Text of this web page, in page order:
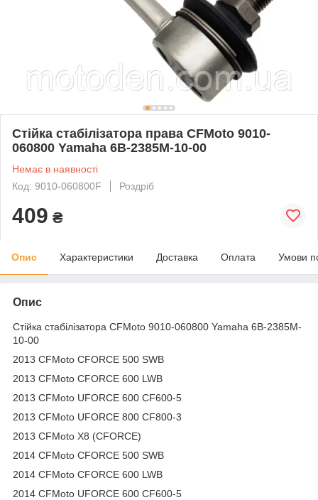
Стійка стабілізатора права CFMoto 9010-
060800 Yamaha 6B-2385M-10-00
Немає в наявності
Код: 9010-060800F
Роздріб
409 ₴
Опис Характеристики Доставка Оплата Умови
Опис
Стійка стабілізатора CFMoto 9010-060800 Yamaha 6B-2385M-
10-00
2013 CFMoto CFORCE 500 SWB
2013 CFMoto CFORCE 600 LWB
2013 CFMoto UFORCE 600 CF600-5
2013 CFMoto UFORCE 800 CF800-3
2013 CFMoto X8 (CFORCE)
2014 CFMoto CFORCE 500 SWB
2014 CFMoto CFORCE 600 LWB
2014 CFMoto UFORCE 600 CF600-5